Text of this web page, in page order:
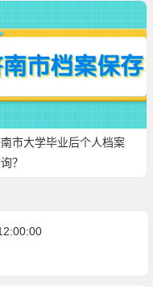
市大学毕业后个人档案
？